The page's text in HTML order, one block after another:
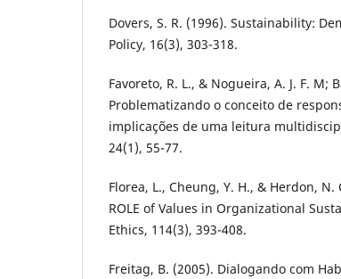
Dovers, S. R. (1996). Sustainability:
Policy, 16(3), 303-318.
Favoreto, R. L., & Nogueira, A. J. F. M;
Problematizando o conceito de
implicações de uma leitura
24(1), 55-77.
Florea, L., Cheung, Y. H., & Herdon, N.
ROLE of Values in Organizational
Ethics, 114(3), 393-408.
Freitag, B. (2005). Dialogando com